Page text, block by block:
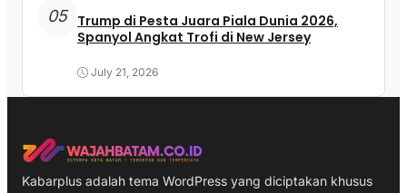
05 Trump di Pesta Juara Piala Dunia 2026,
Spanyol Angkat Trofi di New Jersey
July 21, 2026
Kabarplus adalah tema WordPress yang diciptakan khusus